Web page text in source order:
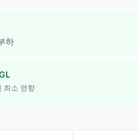
하
최소 영향